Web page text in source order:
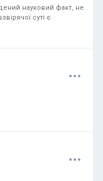
науковий факт, не
суті є
...
...